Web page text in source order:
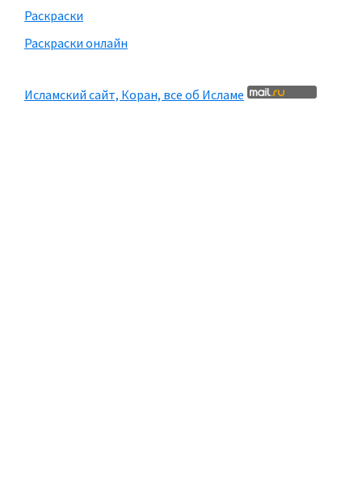
Раскраски
Раскраски онлайн
Исламский сайт, Коран, все об Исламе